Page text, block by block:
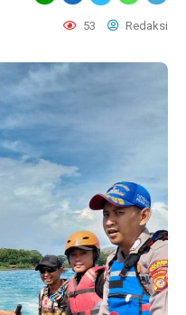
53 Redaksi